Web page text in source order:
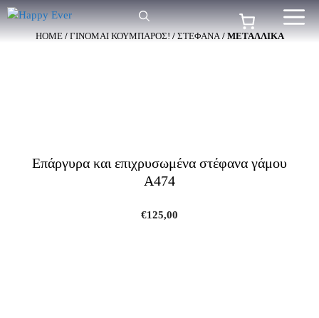
Μετάβαση
σε
περιεχόμενο
HOME/ΓΙΝΟΜΑΙ ΚΟΥΜΠΑΡΟΣ!/ΣΤΕΦΑΝΑ/ ΜΕΤΑΛΛΙΚΑ
Επάργυρα και επιχρυσωμένα στέφανα γάμου
A474
€125,00